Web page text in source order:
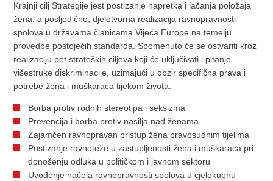
Krajnji cilj Strategije jest postizanje napretka i jačanja položaja
žena, a posljedično, djelotvorna realizacija ravnopravnosti
spolova u državama članicama Vijeća Europe na temelju
provedbe postojećih standarda. Spomenuto će se ostvariti kroz
realizaciju pet strateških ciljeva koji će uključivati i pitanje
višestruke diskriminacije, uzimajući u obzir specifična prava i
potrebe žena i muškaraca tijekom života:
Borba protiv rodnih stereotipa i seksizma
Prevencija i borba protiv nasilja nad ženama
Zajamčen ravnopravan pristup žena pravosudnim tijelima
Postizanje ravnoteže u zastupljenosti žena i muškaraca pri
donošenju odluka u političkom i javnom sektoru
Uvođenje načela ravnopravnosti spolova u cjelokupnu